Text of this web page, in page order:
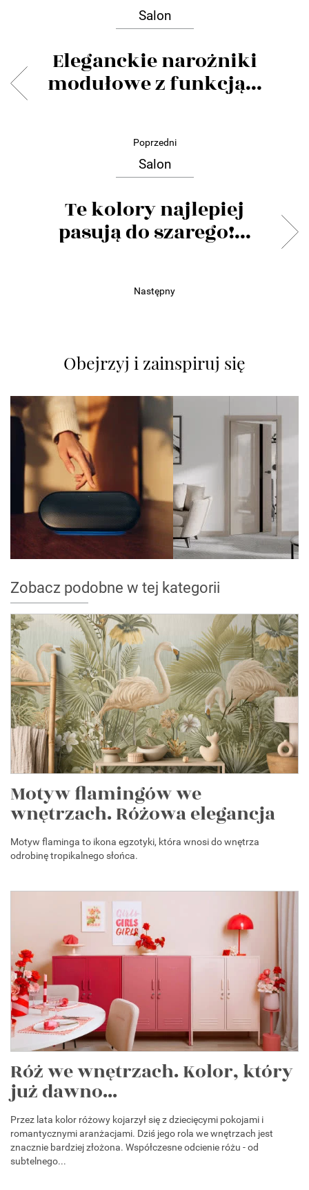
Salon
Eleganckie narożniki
modułowe z funkcją...
Poprzedni
Salon
Te kolory najlepiej
pasują do szarego!...
Następny
Obejrzyj i zainspiruj się
Zobacz podobne w tej kategorii
Motyw flamingów we
wnętrzach. Różowa elegancja
Motyw flaminga to ikona egzotyki, która wnosi do wnętrza
odrobinę tropikalnego słońca.
Róż we wnętrzach. Kolor, który
już dawno...
Przez lata kolor różowy kojarzył się z dziecięcymi pokojami i
romantycznymi aranżacjami. Dziś jego rola we wnętrzach jest
znacznie bardziej złożona. Współczesne odcienie różu - od
subtelnego...